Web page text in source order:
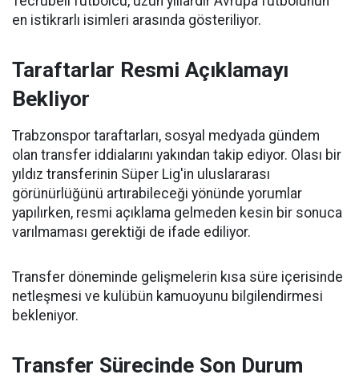
en istikrarlı isimleri arasında gösteriliyor.
Taraftarlar Resmi Açıklamayı
Bekliyor
Trabzonspor taraftarları, sosyal medyada gündem
olan transfer iddialarını yakından takip ediyor. Olası bir
yıldız transferinin Süper Lig'in uluslararası
görünürlüğünü artırabileceği yönünde yorumlar
yapılırken, resmi açıklama gelmeden kesin bir sonuca
varılmaması gerektiği de ifade ediliyor.
Transfer döneminde gelişmelerin kısa süre içerisinde
netleşmesi ve kulübün kamuoyunu bilgilendirmesi
bekleniyor.
Transfer Sürecinde Son Durum